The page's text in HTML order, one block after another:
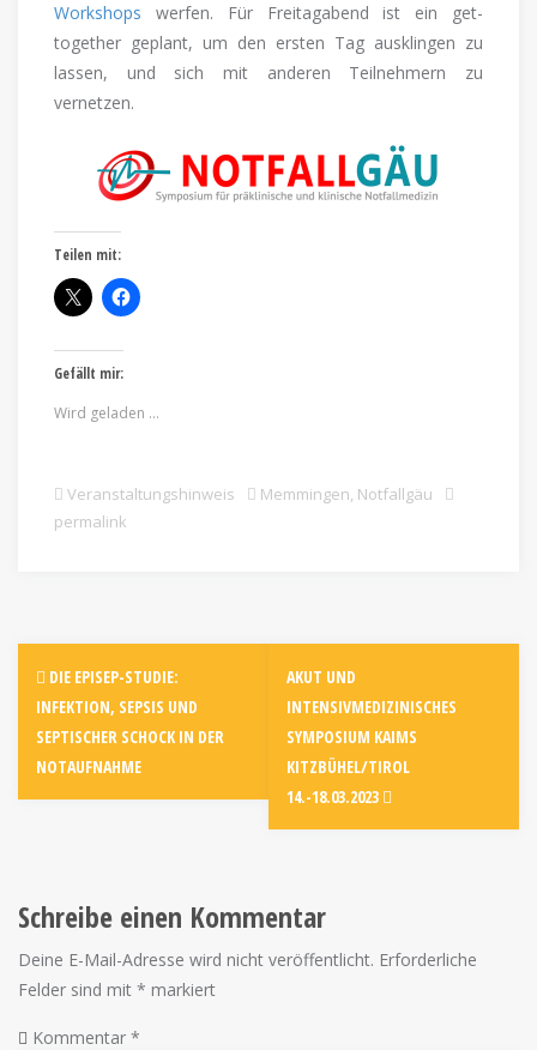
Workshops werfen. Für Freitagabend ist ein get-
together geplant, um den ersten Tag ausklingen zu
lassen, und sich mit anderen Teilnehmern zu
vernetzen.
Teilen mit:
Gefällt mir:
Wird geladen …
Veranstaltungshinweis Memmingen, Notfallgäu
permalink
DIE EPISEP-STUDIE:
INFEKTION, SEPSIS UND
SEPTISCHER SCHOCK IN DER
NOTAUFNAHME
AKUT UND
INTENSIVMEDIZINISCHES
SYMPOSIUM KAIMS
KITZBÜHEL/TIROL
14.-18.03.2023
Schreibe einen Kommentar
Deine E-Mail-Adresse wird nicht veröffentlicht. Erforderliche
Felder sind mit * markiert
Kommentar *